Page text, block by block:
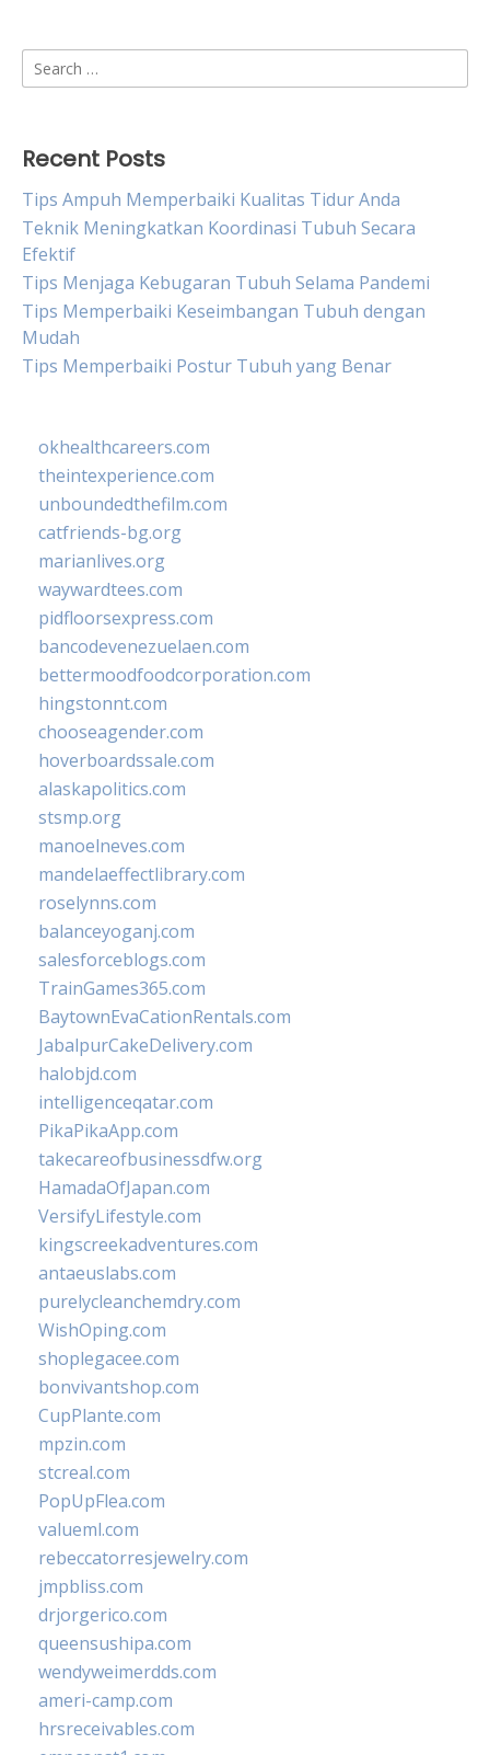
Search
for:
Recent Posts
Tips Ampuh Memperbaiki Kualitas Tidur Anda
Teknik Meningkatkan Koordinasi Tubuh Secara
Efektif
Tips Menjaga Kebugaran Tubuh Selama Pandemi
Tips Memperbaiki Keseimbangan Tubuh dengan
Mudah
Tips Memperbaiki Postur Tubuh yang Benar
okhealthcareers.com
theintexperience.com
unboundedthefilm.com
catfriends-bg.org
marianlives.org
waywardtees.com
pidfloorsexpress.com
bancodevenezuelaen.com
bettermoodfoodcorporation.com
hingstonnt.com
chooseagender.com
hoverboardssale.com
alaskapolitics.com
stsmp.org
manoelneves.com
mandelaeffectlibrary.com
roselynns.com
balanceyoganj.com
salesforceblogs.com
TrainGames365.com
BaytownEvaCationRentals.com
JabalpurCakeDelivery.com
halobjd.com
intelligenceqatar.com
PikaPikaApp.com
takecareofbusinessdfw.org
HamadaOfJapan.com
VersifyLifestyle.com
kingscreekadventures.com
antaeuslabs.com
purelycleanchemdry.com
WishOping.com
shoplegacee.com
bonvivantshop.com
CupPlante.com
mpzin.com
stcreal.com
PopUpFlea.com
valueml.com
rebeccatorresjewelry.com
jmpbliss.com
drjorgerico.com
queensushipa.com
wendyweimerdds.com
ameri-camp.com
hrsreceivables.com